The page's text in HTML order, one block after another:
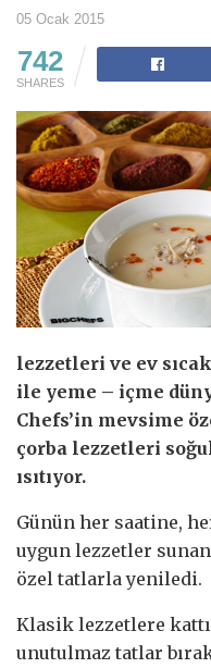
05 Ocak 2015
742
SHARES
lezzetleri ve ev
ile yeme – içme
Chefs’in mevsime
çorba lezzetleri
ısıtıyor.
Günün her saatine,
uygun lezzetler
özel tatlarla yeniledi.
Klasik lezzetlere
unutulmaz tatlar